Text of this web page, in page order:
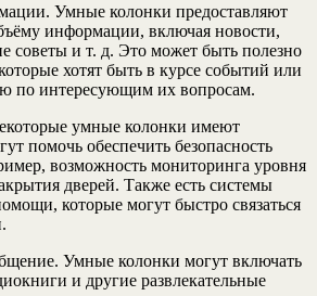
Умные колонки предоставляют
информации, включая новости,
советы и т. д. Это может быть полезно
хотят быть в курсе событий или
по интересующим их вопросам.
умные колонки имеют
помочь обеспечить безопасность
возможность мониторинга уровня
дверей. Также есть системы
которые могут быстро связаться
Умные колонки могут включать
и другие развлекательные